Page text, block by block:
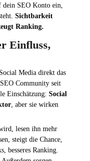
SEO Konto ein,
Sichtbarkeit
Ranking.
Einfluss,
Media direkt das
Community seit
Einschätzung: Social
, aber sie wirken
lesen ihn mehr
steigt die Chance,
besseres Ranking.